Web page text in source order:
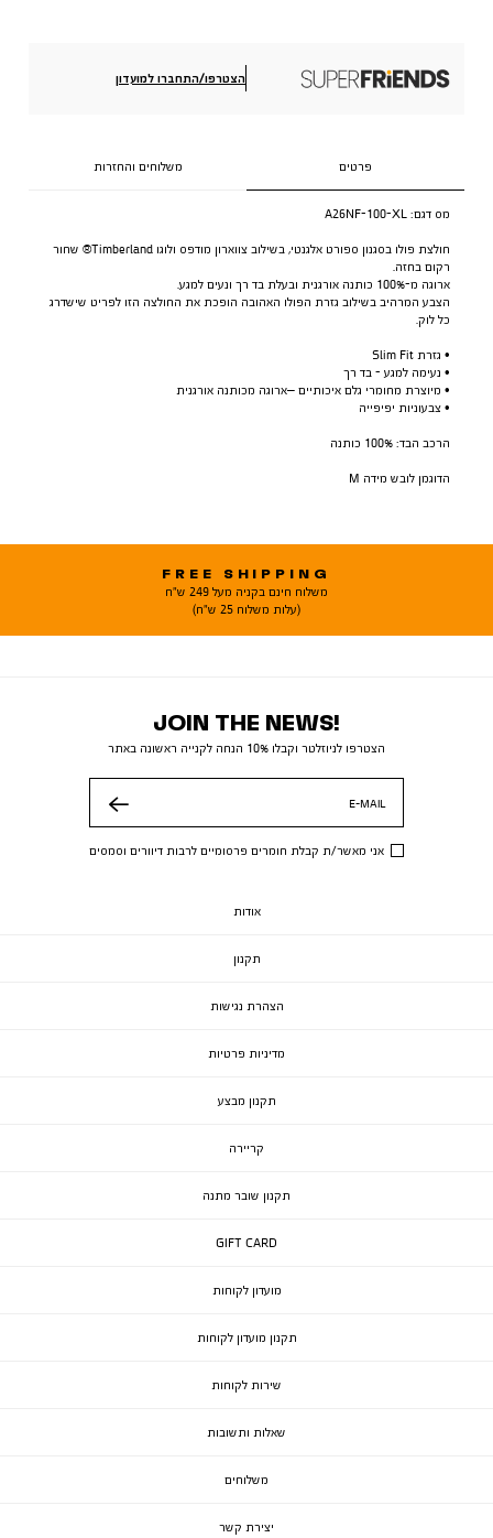
הצטרפו/התחברו למועדון
פרטים משלוחים והחזרות
מס דגם: A26NF-100-XL
חולצת פולו בסגנון ספורט אלגנטי, בשילוב צווארון מודפס ולוגו Timberland® שחור
רקום בחזה.
ארוגה מ-100% כותנה אורגנית ובעלת בד רך ונעים למגע.
הצבע המרהיב בשילוב גזרת הפולו האהובה הופכת את החולצה הזו לפריט שישדרג
כל לוק.
• גזרת Slim Fit
• נעימה למגע - בד רך
• מיוצרת מחומרי גלם איכותיים –ארוגה מכותנה אורגנית
• צבעוניות יפיפייה
הרכב הבד: 100% כותנה
הדוגמן לובש מידה M
FREE SHIPPING
משלוח חינם בקניה מעל 249 ש"ח
(עלות משלוח 25 ש"ח)
JOIN THE NEWS!
הצטרפו לניוזלטר וקבלו 10% הנחה לקנייה ראשונה באתר
E-MAIL
אני מאשר/ת קבלת חומרים פרסומיים לרבות דיוורים וסמסים
אודות
תקנון
הצהרת נגישות
מדיניות פרטיות
תקנון מבצע
קריירה
תקנון שובר מתנה
GIFT CARD
מועדון לקוחות
תקנון מועדון לקוחות
שירות לקוחות
שאלות ותשובות
משלוחים
יצירת קשר